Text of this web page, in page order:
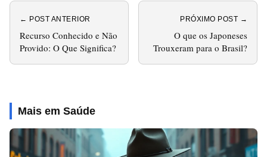
← POST ANTERIOR
Recurso Conhecido e Não
Provido: O Que Significa?
PRÓXIMO POST →
O que os Japoneses
Trouxeram para o Brasil?
Mais em Saúde